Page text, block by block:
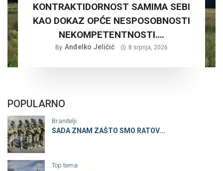
KONTRAKTIDORNOST SAMIMA SEBI
KAO DOKAZ OPĆE NESPOSOBNOSTI
NEKOMPETENTNOSTI….
By Anđelko Jeličić 8 srpnja, 2026
POPULARNO
Branitelji
SADA ZNAM ZAŠTO SMO RATOV...
Top tema